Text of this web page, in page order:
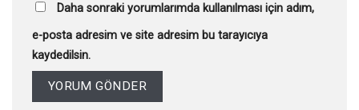
Daha sonraki yorumlarımda kullanılması için adım,
e-posta adresim ve site adresim bu tarayıcıya
kaydedilsin.